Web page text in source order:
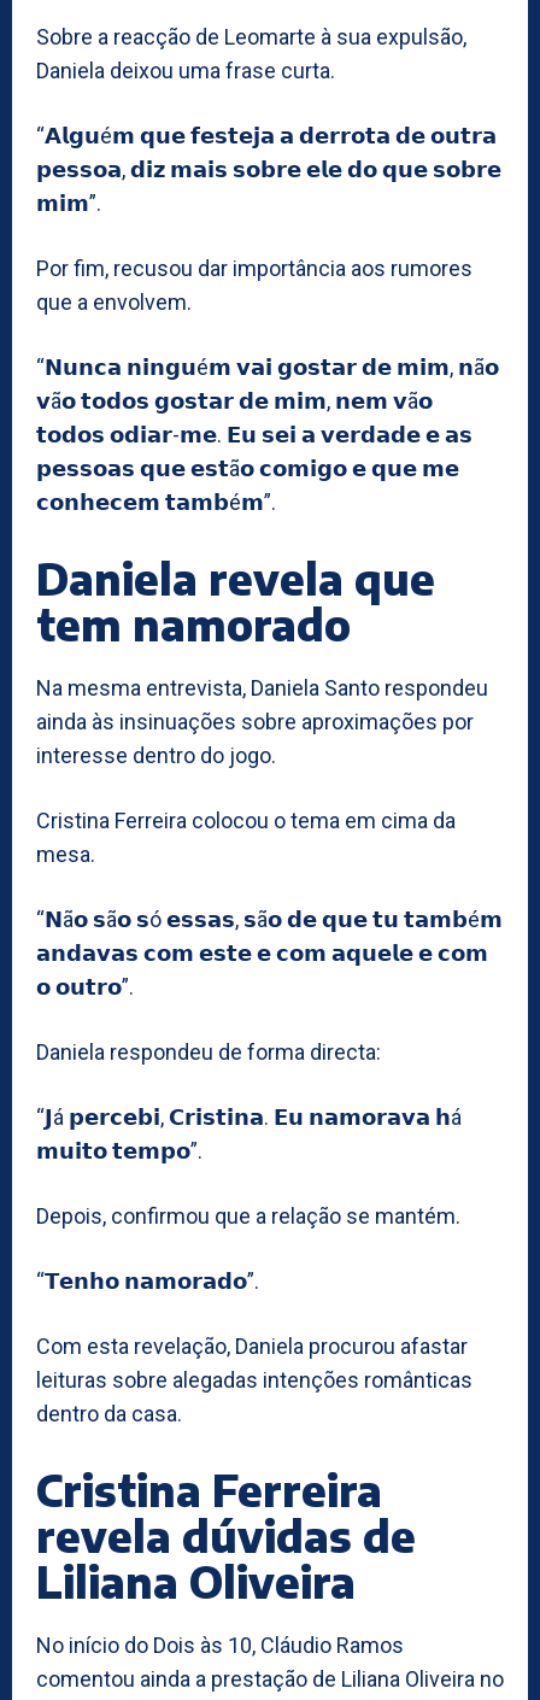
Sobre a reacção de Leomarte à sua expulsão,
Daniela deixou uma frase curta.
“𝗔𝗹𝗴𝘂é𝗺 𝗾𝘂𝗲 𝗳𝗲𝘀𝘁𝗲𝗷𝗮 𝗮 𝗱𝗲𝗿𝗿𝗼𝘁𝗮 𝗱𝗲 𝗼𝘂𝘁𝗿𝗮
𝗽𝗲𝘀𝘀𝗼𝗮, 𝗱𝗶𝘇 𝗺𝗮𝗶𝘀 𝘀𝗼𝗯𝗿𝗲 𝗲𝗹𝗲 𝗱𝗼 𝗾𝘂𝗲 𝘀𝗼𝗯𝗿𝗲
𝗺𝗶𝗺”.
Por fim, recusou dar importância aos rumores
que a envolvem.
“𝗡𝘂𝗻𝗰𝗮 𝗻𝗶𝗻𝗴𝘂é𝗺 𝘃𝗮𝗶 𝗴𝗼𝘀𝘁𝗮𝗿 𝗱𝗲 𝗺𝗶𝗺, 𝗻ã𝗼
𝘃ã𝗼 𝘁𝗼𝗱𝗼𝘀 𝗴𝗼𝘀𝘁𝗮𝗿 𝗱𝗲 𝗺𝗶𝗺, 𝗻𝗲𝗺 𝘃ã𝗼
𝘁𝗼𝗱𝗼𝘀 𝗼𝗱𝗶𝗮𝗿-𝗺𝗲. 𝗘𝘂 𝘀𝗲𝗶 𝗮 𝘃𝗲𝗿𝗱𝗮𝗱𝗲 𝗲 𝗮𝘀
𝗽𝗲𝘀𝘀𝗼𝗮𝘀 𝗾𝘂𝗲 𝗲𝘀𝘁ã𝗼 𝗰𝗼𝗺𝗶𝗴𝗼 𝗲 𝗾𝘂𝗲 𝗺𝗲
𝗰𝗼𝗻𝗵𝗲𝗰𝗲𝗺 𝘁𝗮𝗺𝗯é𝗺”.
Daniela revela que
tem namorado
Na mesma entrevista, Daniela Santo respondeu
ainda às insinuações sobre aproximações por
interesse dentro do jogo.
Cristina Ferreira colocou o tema em cima da
mesa.
“𝗡ã𝗼 𝘀ã𝗼 𝘀ó 𝗲𝘀𝘀𝗮𝘀, 𝘀ã𝗼 𝗱𝗲 𝗾𝘂𝗲 𝘁𝘂 𝘁𝗮𝗺𝗯é𝗺
𝗮𝗻𝗱𝗮𝘃𝗮𝘀 𝗰𝗼𝗺 𝗲𝘀𝘁𝗲 𝗲 𝗰𝗼𝗺 𝗮𝗾𝘂𝗲𝗹𝗲 𝗲 𝗰𝗼𝗺
𝗼 𝗼𝘂𝘁𝗿𝗼”.
Daniela respondeu de forma directa:
“𝗝á 𝗽𝗲𝗿𝗰𝗲𝗯𝗶, 𝗖𝗿𝗶𝘀𝘁𝗶𝗻𝗮. 𝗘𝘂 𝗻𝗮𝗺𝗼𝗿𝗮𝘃𝗮 𝗵á
𝗺𝘂𝗶𝘁𝗼 𝘁𝗲𝗺𝗽𝗼”.
Depois, confirmou que a relação se mantém.
“𝗧𝗲𝗻𝗵𝗼 𝗻𝗮𝗺𝗼𝗿𝗮𝗱𝗼”.
Com esta revelação, Daniela procurou afastar
leituras sobre alegadas intenções românticas
dentro da casa.
Cristina Ferreira
revela dúvidas de
Liliana Oliveira
No início do Dois às 10, Cláudio Ramos
comentou ainda a prestação de Liliana Oliveira no